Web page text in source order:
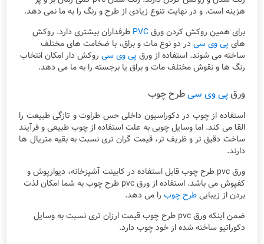
هزینه است. و در نهایت تنوع زیادی از طرح و رنگ را به ما نمی دهد.
برای همین روکش کردن ورقPVC طرفداران بیشتری دارد. روکش
های پی وی سی در دو نوع مات و براق، با ضخامت های مختلف
ساخته می شوند. استفاده از ورق پی وی سی روکش دار امکان انتخاب
رنگ ها و نقوش مختلف مات و براق یا برجسته را به ما می دهد.
ورقپی وی سیطرح چوب
استفاده از چوب در دکوراسیون داخلی حس طراوت و تازگی طبیعت را
القا می کند. اما وسایل چوبی به علت استفاده از چوب طبیعی و فرآیند
ساخت دقیق تر و ظریف تر، قیمت گران تری نسبت به بقیه متریال ها
دارند.
ورق pvc طرح چوب قابل استفاده در کابینت آشپزخانه، دیوارپوش و
کفپوش می باشد. استفاده از ورق pvc طرح چوب به شما امکان لذت
بردن از زیباییطرح چوب را می دهد.
ضمن اینکه ورق pvc طرح چوب قیمت ارزان تری نسبت به وسایل
دکوراتیو ساخته شده از خود چوب دارد.